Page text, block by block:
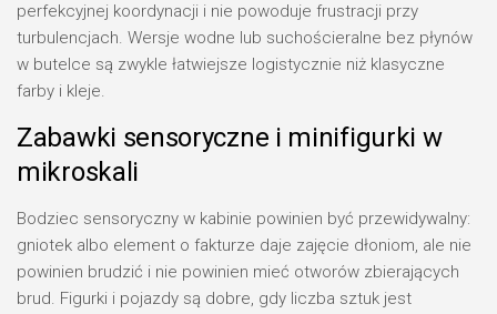
perfekcyjnej koordynacji i nie powoduje frustracji przy
turbulencjach. Wersje wodne lub suchościeralne bez płynów
w butelce są zwykle łatwiejsze logistycznie niż klasyczne
farby i kleje.
Zabawki sensoryczne i minifigurki w
mikroskali
Bodziec sensoryczny w kabinie powinien być przewidywalny:
gniotek albo element o fakturze daje zajęcie dłoniom, ale nie
powinien brudzić i nie powinien mieć otworów zbierających
brud. Figurki i pojazdy są dobre, gdy liczba sztuk jest